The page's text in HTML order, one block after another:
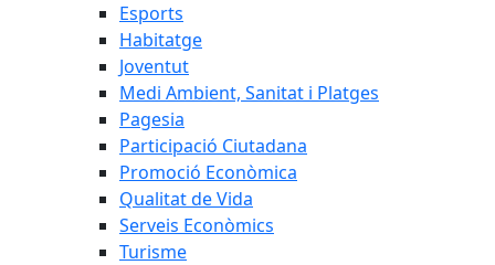
Esports
Habitatge
Joventut
Medi Ambient, Sanitat i Platges
Pagesia
Participació Ciutadana
Promoció Econòmica
Qualitat de Vida
Serveis Econòmics
Turisme